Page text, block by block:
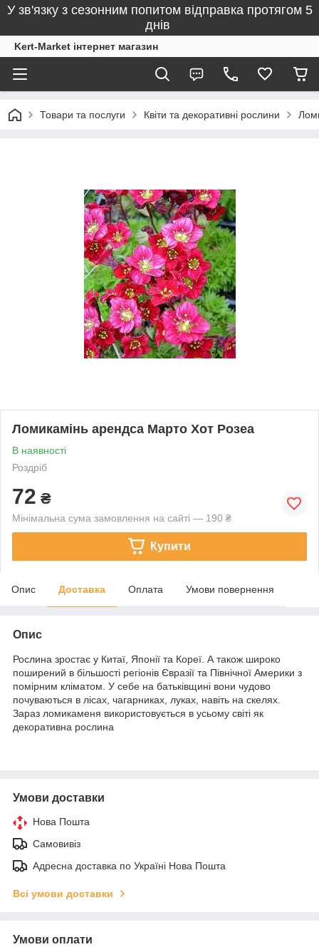
У зв'язку з сезонним попитом відправка протягом 5
днів
Kert-Market інтернет магазин
Товари та послуги Квіти та декоративні рослини
Ломикамінь арендса Марто Хот Розеа
В наявності
Роздріб
72 ₴
Мінімальна сума замовлення на сайті — 190 ₴
Купити
Опис Доставка Оплата Умови повернення
Опис
Рослина зростає у Китаї, Японії та Кореї. А також широко
поширений в більшості регіонів Євразії та Північної Америки з
помірним кліматом. У себе на батьківщині вони чудово
почуваються в лісах, чагарниках, луках, навіть на скелях.
Зараз ломикаменя використовується в усьому світі як
декоративна рослина
Умови доставки
Нова Пошта
Самовивіз
Адресна доставка по Україні Нова Пошта
Всі умови доставки
Умови оплати